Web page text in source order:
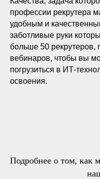
профессии рекрутера
удобным и
заботливые руки
больше 50 рекрутеров,
вебинаров, чтобы вы
погрузиться в ИТ-
освоения.
Подробнее о том, как